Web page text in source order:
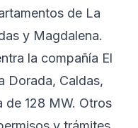
de La
y Magdalena.
la compañía El
Dorada, Caldas,
de 128 MW. Otros